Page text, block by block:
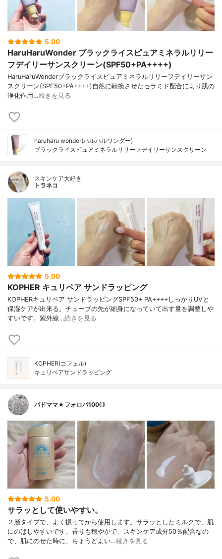
5.00
HaruHaruWonder ブラックライスピュアミネラルリリー
フデイリーサンスクリーン(SPF50+PA++++)
HaruHaruWonderブラックライスピュアミネラルリリーフデイリーサン
スクリーン(SPF50+PA++++)自然に転換させたセラミド配合により肌の
浄化作用…続きを見る
haruharu wonder(ハルハルワンダー)
ブラックライスピュアミネラルリリーフデイリーサンスクリーン
スキンケア大好き
トラネコ
5.00
KOPHER キュリペア サンドラッピング
KOPHERキュリペア サンドラッピングSPF50+ PA++++しっかりUVと
保湿ケアが出来る。チューブの先が細身になっていて出す量を調整しや
すいです。紫外線…続きを見る
KOPHER(コフェル)
キュリペアサンドラッピング
バドママ★フォロバ100◎
5.00
サラッとして使いやすい。
２層タイプで、よく振ってから使用します。サラッとしたミルクで、肌
にのばしやすいです。香りも穏やかで、スキンケア成分50％配合なの
で、肌にのせた時に、ちょうどよい…続きを見る